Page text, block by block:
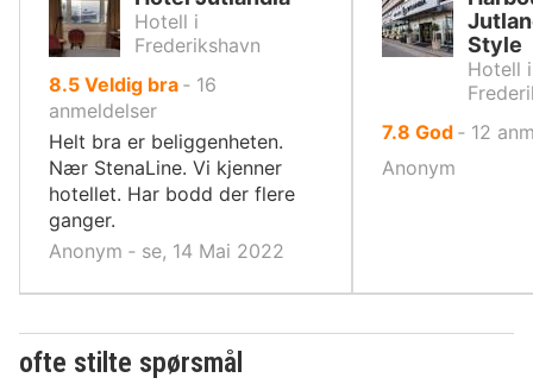
Hotell i
Frederikshavn
8.5av
10,
Veldig bra ‐ 16
anmeldelser
Helt bra er beliggenheten.
Nær StenaLine. Vi kjenner
hotellet. Har bodd der flere
ganger.
Anonym ‐ se, 14 Mai 2022
Style
Hotell i
7.8 av
God ‐ 12
Anonym
ofte stilte spørsmål